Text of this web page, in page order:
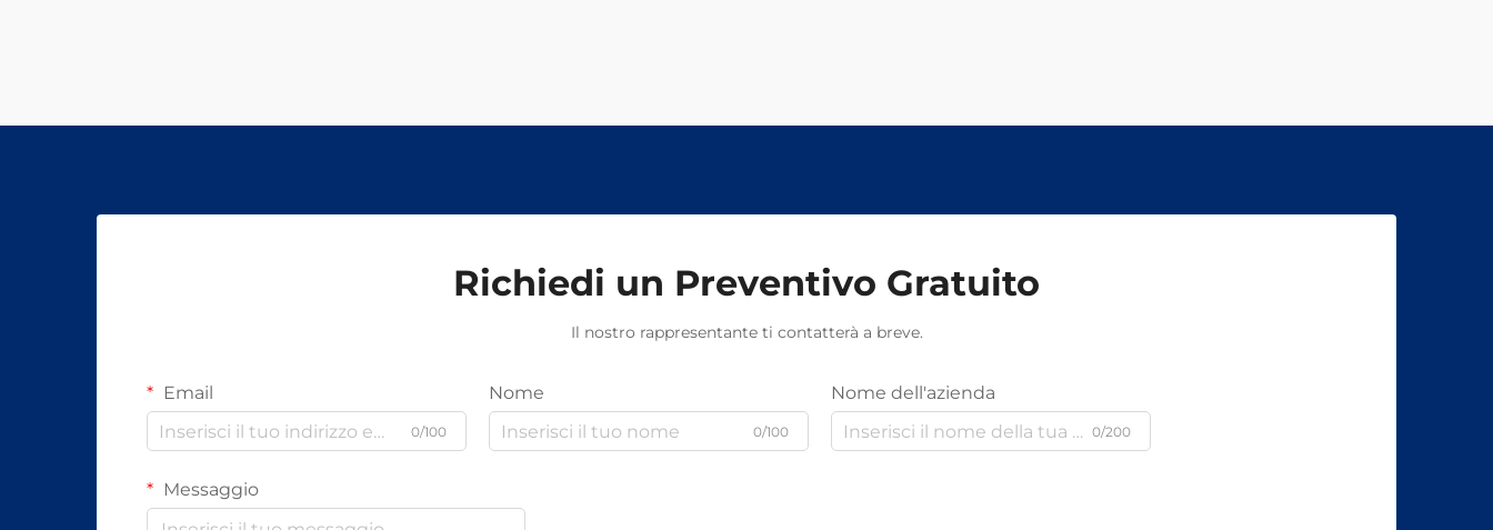
Richiedi un Preventivo Gratuito
Il nostro rappresentante ti contatterà a breve.
Email
0/100
Nome
0/100
Nome dell'azienda
0/200
Messaggio